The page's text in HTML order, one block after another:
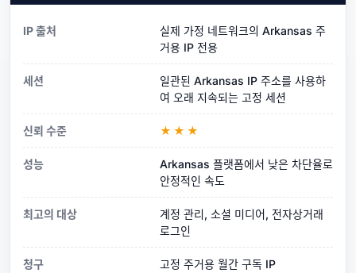
IP 출처
실제 가정 네트워크의 Arkansas 주
거용 IP 전용
세션
일관된 Arkansas IP 주소를 사용하
여 오래 지속되는 고정 세션
신뢰 수준 ★★★
성능
Arkansas 플랫폼에서 낮은 차단율로
안정적인 속도
최고의 대상
계정 관리, 소셜 미디어, 전자상거래
로그인
청구 고정 주거용 월간 구독 IP